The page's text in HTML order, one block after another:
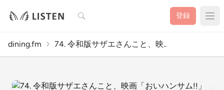
検索 登録
dining.fm 74. 令和版サザエさんこと、映..